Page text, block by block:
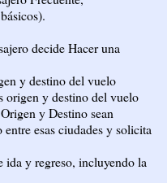
decide Hacer una
y destino del vuelo
origen y destino del vuelo
y Destino sean
esas ciudades y solicita
ida y regreso, incluyendo la